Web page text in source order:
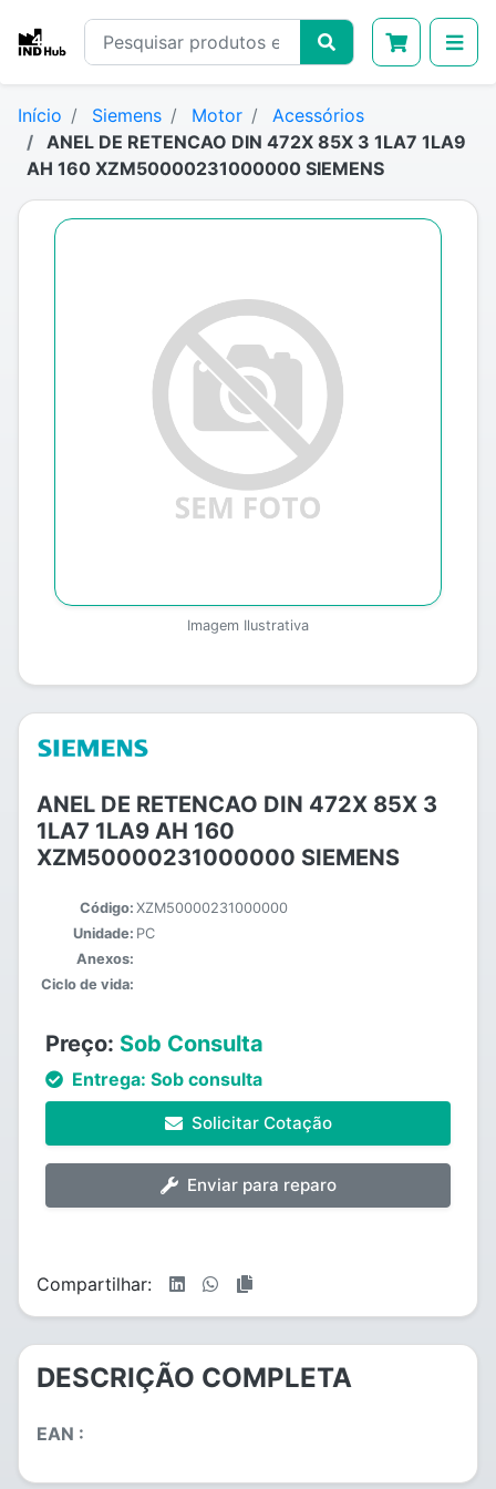
Início Siemens Motor
Acessórios
ANEL DE RETENCAO DIN 472X 85X 3 1LA7 1LA9
AH 160 XZM50000231000000 SIEMENS
Imagem Ilustrativa
ANEL DE RETENCAO DIN 472X 85X 3
1LA7 1LA9 AH 160
XZM50000231000000 SIEMENS
Código: XZM50000231000000
Unidade: PC
Anexos:
Ciclo de vida:
Preço: Sob Consulta
Entrega: Sob consulta
Solicitar Cotação
Enviar para reparo
Compartilhar:
DESCRIÇÃO COMPLETA
EAN :